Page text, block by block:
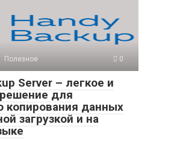
Полезное 0
Server – легкое и
для
копирования данных
загрузкой и на